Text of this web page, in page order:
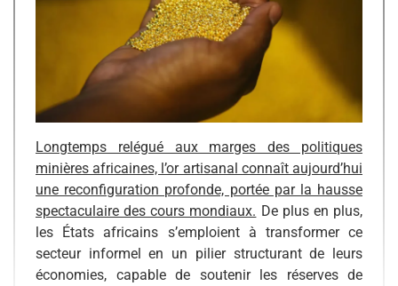
Longtemps relégué aux marges des politiques
minières africaines, l’or artisanal connaît aujourd’hui
une reconfiguration profonde, portée par la hausse
spectaculaire des cours mondiaux. De plus en plus,
les États africains s’emploient à transformer ce
secteur informel en un pilier structurant de leurs
économies, capable de soutenir les réserves de